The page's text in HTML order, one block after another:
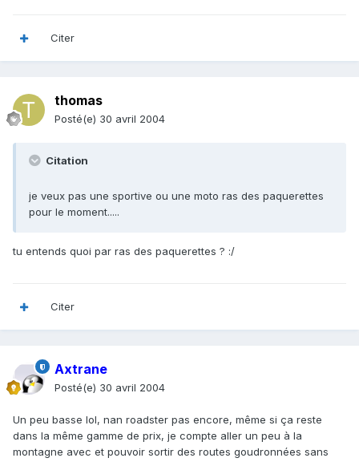
Citer
thomas
Posté(e) 30 avril 2004
Citation
je veux pas une sportive ou une moto ras des paquerettes
pour le moment.....
tu entends quoi par ras des paquerettes ? :/
Citer
Axtrane
Posté(e) 30 avril 2004
Un peu basse lol, nan roadster pas encore, même si ça reste
dans la même gamme de prix, je compte aller un peu à la
montagne avec et pouvoir sortir des routes goudronnées sans